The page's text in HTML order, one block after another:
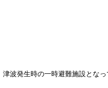
波発生時の一時避難施設となっ